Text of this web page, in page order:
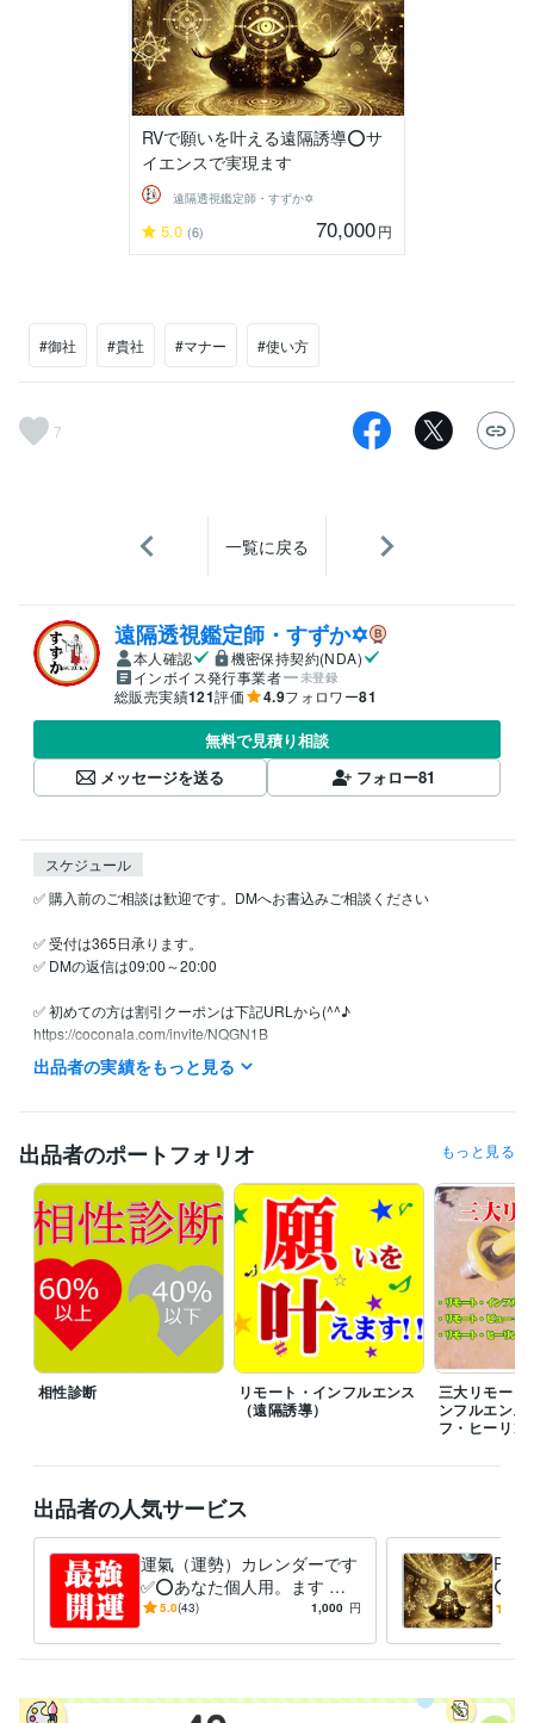
RVで願いを叶える遠隔誘導⭕サ
イエンスで実現ます
遠隔透視鑑定師・すずか✡
5.0 (6) 70,000円
#御社 #貴社 #マナー #使い方
7
一覧に戻る
遠隔透視鑑定師・すずか✡
本人確認
機密保持契約(NDA)
インボイス発行事業者
未登録
総販売実績121評価 4.9フォロワー81
無料で見積り相談
メッセージを送る
フォロー81
スケジュール
✅ 購入前のご相談は歓迎です。DMへお書込みご相談ください
✅ 受付は365日承ります。
✅ DMの返信は09:00～20:00
✅ 初めての方は割引クーポンは下記URLから(^^♪
https://coconala.com/invite/NQGN1B
ご注文には順番にお返事差し上げております。
✅ 高評価はすごくすごく嬉しく大喜びします(^^♪
経験職種
コンサルタント / 組織・人事コンサルタント 経験年数 : 7年
得意分野
占い 算命学・統計学・ユング心理学Loop理論
算命学 復縁 鬱 弱メンタル 占い 恋愛 相性 ふくえん
悩み相談・カウンセリング リモート・インフルエンス（遠隔誘導）
パラレルワールド 引寄せ リモート・インフルエ 遠隔誘導
復縁
ふくえん
婚活
出品者の実績をもっと見る
出品者のポートフォリオ もっと見る
相性診断
リモート・インフルエンス
（遠隔誘導）
三大リモート
ンフルエンス
フ・ヒーリン
出品者の人気サービス
運氣（運勢）カレンダーです
✅⭕あなた個人用。ます ❤️
大事な事は良き日を！悪い日
う✅
5.0(43) 1,000 円
RV
⭕サ
強力
授